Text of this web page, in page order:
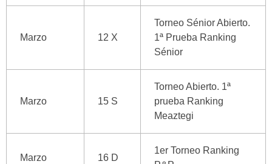
Marzo 12 X
Torneo Sénior Abierto.
1ª Prueba Ranking
Sénior
Marzo 15 S
Torneo Abierto. 1ª
prueba Ranking
Meaztegi
Marzo 16 D
1er Torneo Ranking